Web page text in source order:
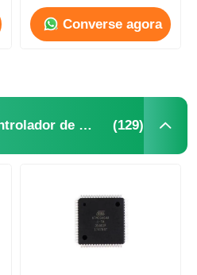
Converse agora
Unidade do microcontrolador de MCU (129)